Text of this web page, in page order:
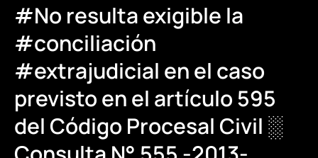
#No resulta exigible la
#conciliación
#extrajudicial en el caso
previsto en el artículo 595
del Código Procesal Civil ░